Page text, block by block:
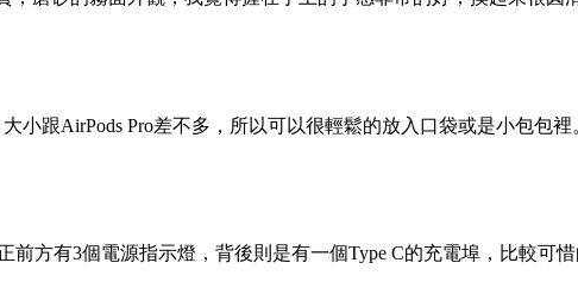
小跟AirPods Pro差不多，所以可以很輕鬆的放入口袋或是小包包裡
前方有3個電源指示燈，背後則是有一個Type C的充電埠，比較可惜